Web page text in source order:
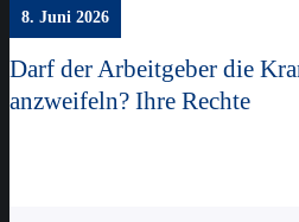
8. Juni 2026
Darf der Arbeitgeber die
anzweifeln? Ihre Rechte